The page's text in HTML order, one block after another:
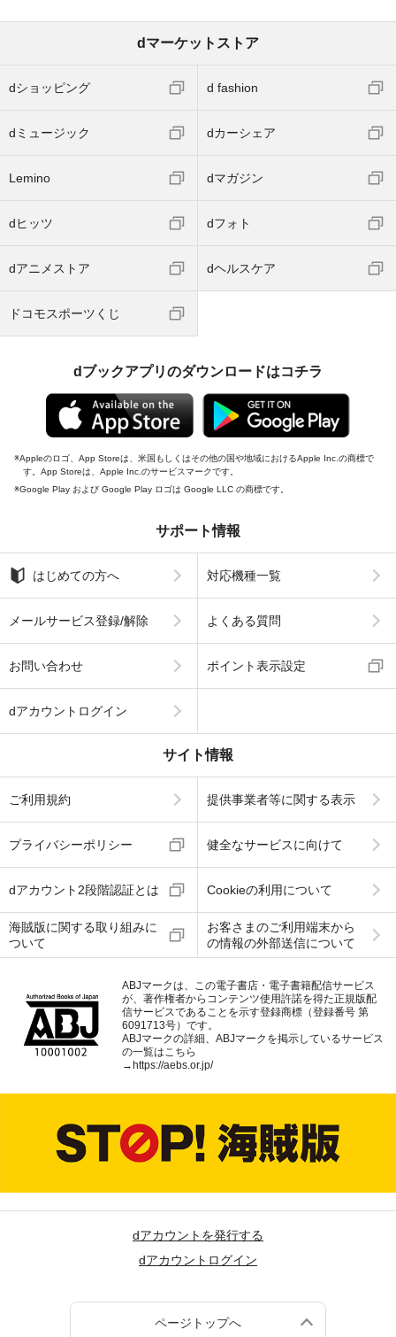
dマーケットストア
dショッピング d fashion
dミュージック dカーシェア
Lemino dマガジン
dヒッツ dフォト
dアニメストア dヘルスケア
ドコモスポーツくじ
dブックアプリのダウンロードはコチラ
Appleのロゴ、App Storeは、米国もしくはその他の国や地域におけるApple Inc.の商標で
す。App Storeは、Apple Inc.のサービスマークです。
Google Play および Google Play ロゴは Google LLC の商標です。
サポート情報
はじめての方へ 対応機種一覧
メールサービス登録/解除 よくある質問
お問い合わせ ポイント表示設定
dアカウントログイン
サイト情報
ご利用規約 提供事業者等に関する表示
プライバシーポリシー 健全なサービスに向けて
dアカウント2段階認証とは Cookieの利用について
海賊版に関する取り組みに
ついて
お客さまのご利用端末から
の情報の外部送信について
ABJマークは、この電子書店・電子書籍配信サービス
が、著作権者からコンテンツ使用許諾を得た正規版配
信サービスであることを示す登録商標（登録番号 第
6091713号）です。
ABJマークの詳細、ABJマークを掲示しているサービス
の一覧はこちら
→https://aebs.or.jp/
dアカウントを発行する
dアカウントログイン
ページトップへ